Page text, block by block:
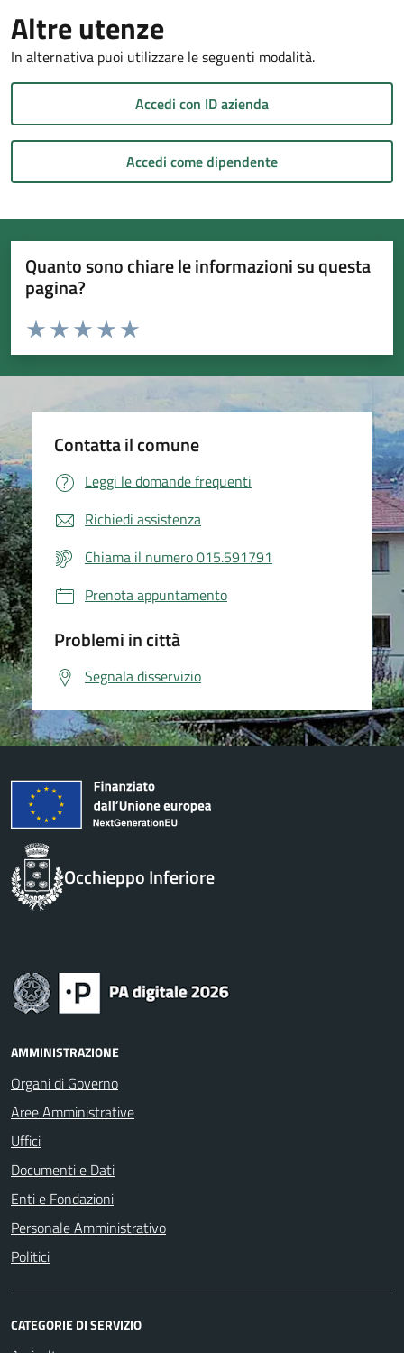
Altre utenze
In alternativa puoi utilizzare le seguenti modalità.
Accedi con ID azienda
Accedi come dipendente
Quanto sono chiare le informazioni su questa
pagina?
Valuta da 1 a 5 stelle la pagina
Valuta 5 stelle su 5
Valuta 4 stelle su 5
Valuta 3 stelle su 5
Valuta 2 stelle su 5
Valuta 1 stelle su 5
Contatta il comune
Leggi le domande frequenti
Richiedi assistenza
Chiama il numero 015.591791
Prenota appuntamento
Problemi in città
Segnala disservizio
Occhieppo Inferiore
AMMINISTRAZIONE
Organi di Governo
Aree Amministrative
Uffici
Documenti e Dati
Enti e Fondazioni
Personale Amministrativo
Politici
CATEGORIE DI SERVIZIO